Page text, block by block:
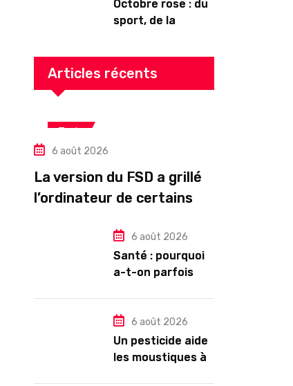
Octobre rose : du
sport, de la
gourmandise ! Un
programme riche
en Auvergne
Articles récents
Tech
6 août 2026
La version du FSD a grillé
l’ordinateur de certains
6 août 2026
Santé : pourquoi
a-t-on parfois
dormant ?
6 août 2026
Un pesticide aide
les moustiques à